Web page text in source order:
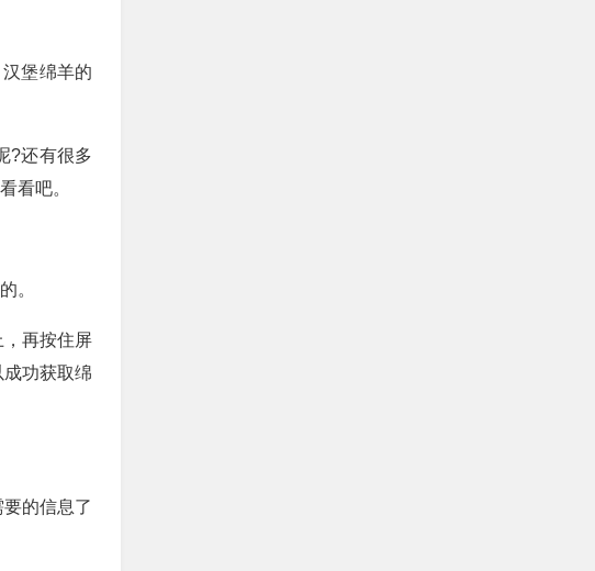
堡绵羊的
?还有很多
看吧。
。
再按住屏
功获取绵
的信息了